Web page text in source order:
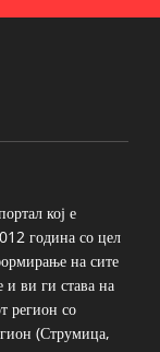
кој е
година со цел
на сите
и ви ги става на
регион со
(Струмица,